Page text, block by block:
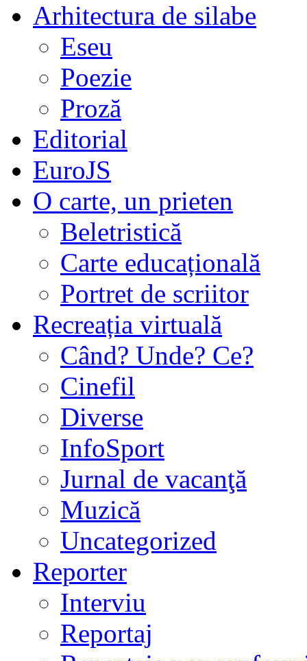
Arhitectura de silabe
Eseu
Poezie
Proză
Editorial
EuroJS
O carte, un prieten
Beletristică
Carte educațională
Portret de scriitor
Recreația virtuală
Când? Unde? Ce?
Cinefil
Diverse
InfoSport
Jurnal de vacanţă
Muzică
Uncategorized
Reporter
Interviu
Reportaj